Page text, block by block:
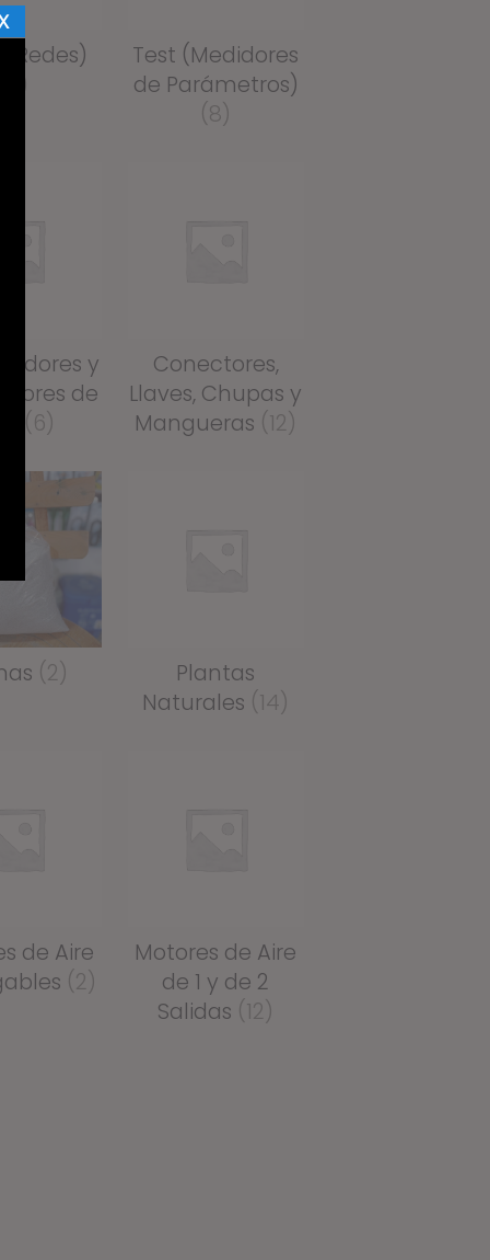
(Redes)
(5)
Test (Medidores
de Parámetros)
(8)
y
de
(6)
Conectores,
Llaves, Chupas y
Mangueras (12)
(2)
Plantas
Naturales (14)
de Aire
(2)
Motores de Aire
de 1 y de 2
Salidas (12)